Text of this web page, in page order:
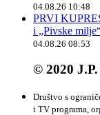
04.08.26 10:48
PRVI
i „Pivske
04.08.26 08:53
© 2020
Društvo s
i TV programa,